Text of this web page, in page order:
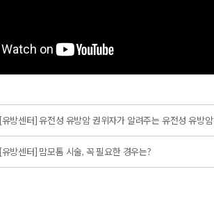
[유방센터] 유전성 유방암 권위자가 알려주는 유전성 유방암
[유방센터] 맘모톰 시술, 꼭 필요한 경우는?